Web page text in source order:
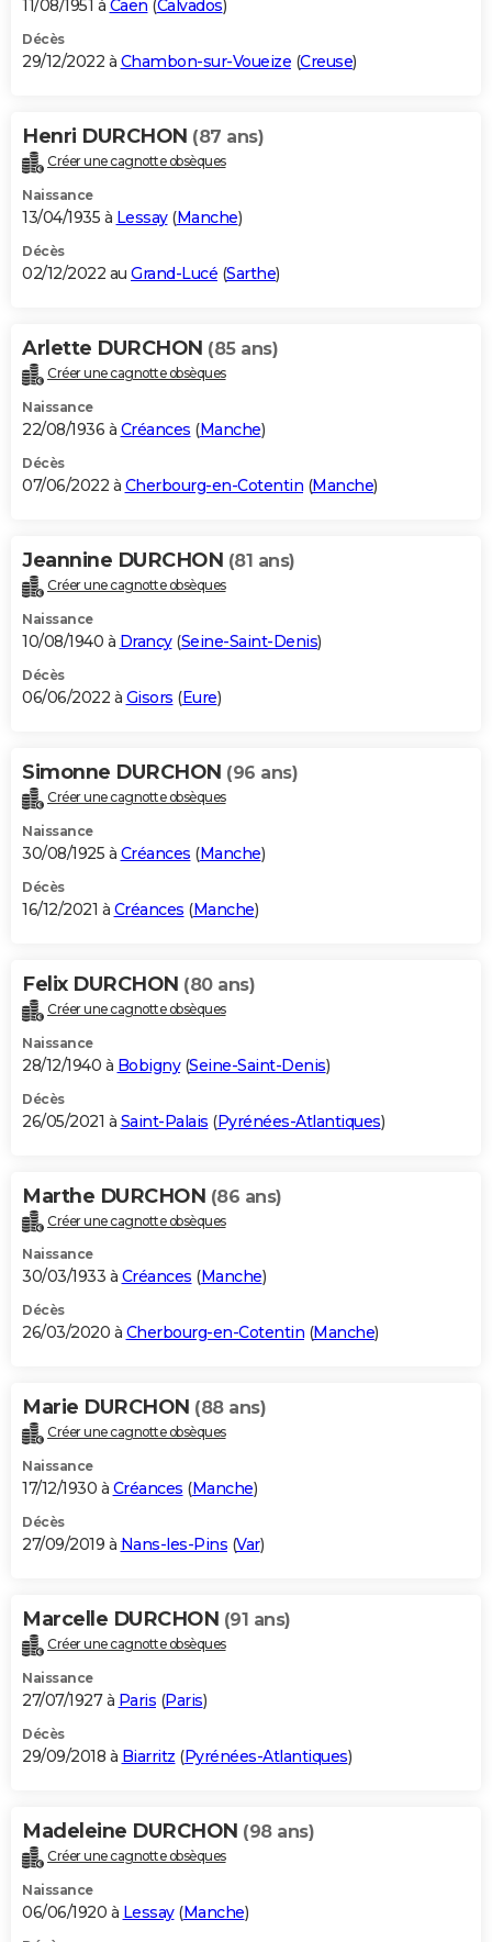
11/08/1951 à Caen (Calvados)
Décès
29/12/2022 à Chambon-sur-Voueize (Creuse)
Henri DURCHON (87 ans)
Créer une cagnotte obsèques
Naissance
13/04/1935 à Lessay(Manche)
Décès
02/12/2022 au Grand-Lucé (Sarthe)
Arlette DURCHON (85 ans)
Créer une cagnotte obsèques
Naissance
22/08/1936 à Créances (Manche)
Décès
07/06/2022 à Cherbourg-en-Cotentin (Manche)
Jeannine DURCHON (81 ans)
Créer une cagnotte obsèques
Naissance
10/08/1940 à Drancy(Seine-Saint-Denis)
Décès
06/06/2022 à Gisors (Eure)
Simonne DURCHON (96 ans)
Créer une cagnotte obsèques
Naissance
30/08/1925 à Créances (Manche)
Décès
16/12/2021 à Créances (Manche)
Felix DURCHON (80 ans)
Créer une cagnotte obsèques
Naissance
28/12/1940 à Bobigny(Seine-Saint-Denis)
Décès
26/05/2021 à Saint-Palais (Pyrénées-Atlantiques)
Marthe DURCHON (86 ans)
Créer une cagnotte obsèques
Naissance
30/03/1933 à Créances (Manche)
Décès
26/03/2020 à Cherbourg-en-Cotentin (Manche)
Marie DURCHON (88 ans)
Créer une cagnotte obsèques
Naissance
17/12/1930 à Créances (Manche)
Décès
27/09/2019 à Nans-les-Pins (Var)
Marcelle DURCHON (91 ans)
Créer une cagnotte obsèques
Naissance
27/07/1927 à Paris (Paris)
Décès
29/09/2018 à Biarritz (Pyrénées-Atlantiques)
Madeleine DURCHON (98 ans)
Créer une cagnotte obsèques
Naissance
06/06/1920 à Lessay(Manche)